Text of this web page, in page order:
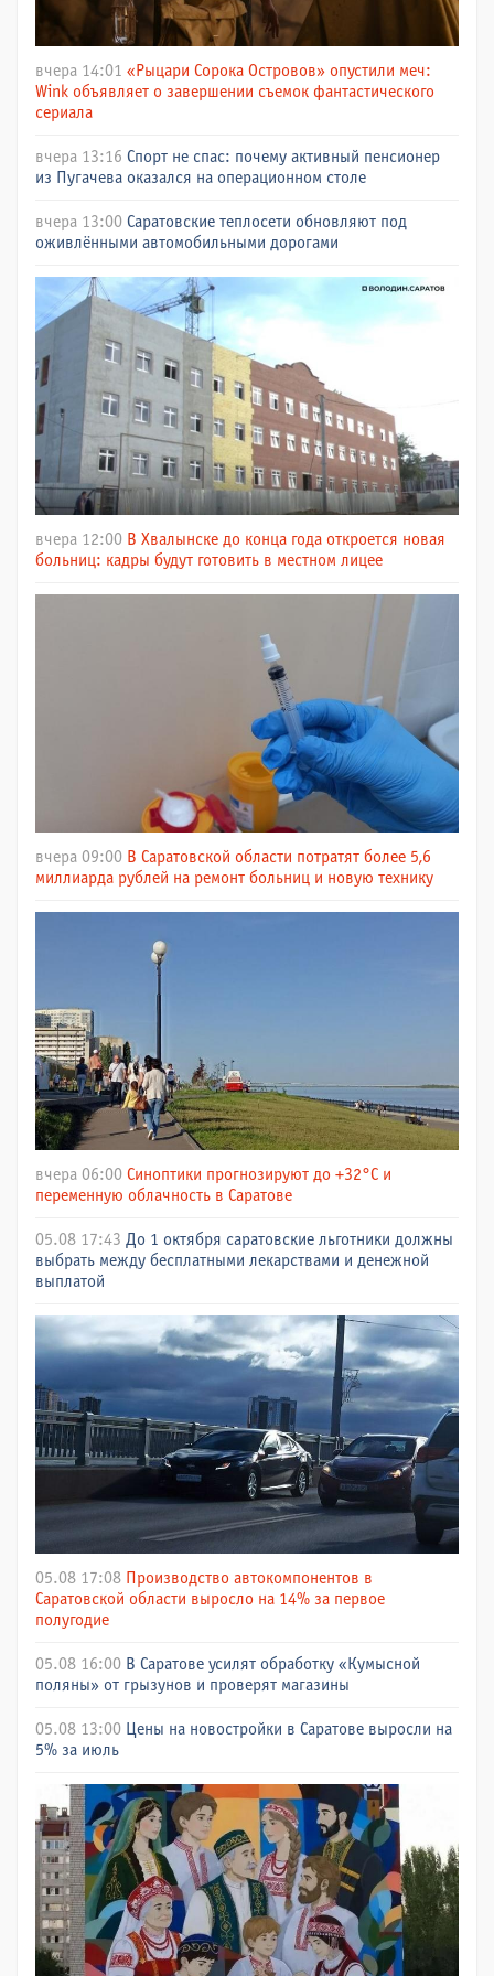
вчера 14:01 «Рыцари Сорока Островов» опустили меч:
Wink объявляет о завершении съемок фантастического
сериала
вчера 13:16 Спорт не спас: почему активный пенсионер
из Пугачева оказался на операционном столе
вчера 13:00 Саратовские теплосети обновляют под
оживлёнными автомобильными дорогами
вчера 12:00 В Хвалынске до конца года откроется новая
больниц: кадры будут готовить в местном лицее
вчера 09:00 В Саратовской области потратят более 5,6
миллиарда рублей на ремонт больниц и новую технику
вчера 06:00 Синоптики прогнозируют до +32°C и
переменную облачность в Саратове
05.08 17:43 До 1 октября саратовские льготники должны
выбрать между бесплатными лекарствами и денежной
выплатой
05.08 17:08 Производство автокомпонентов в
Саратовской области выросло на 14% за первое
полугодие
05.08 16:00 В Саратове усилят обработку «Кумысной
поляны» от грызунов и проверят магазины
05.08 13:00 Цены на новостройки в Саратове выросли на
5% за июль